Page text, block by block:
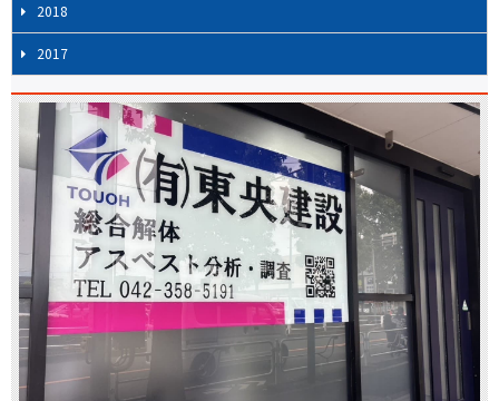
2018
2017